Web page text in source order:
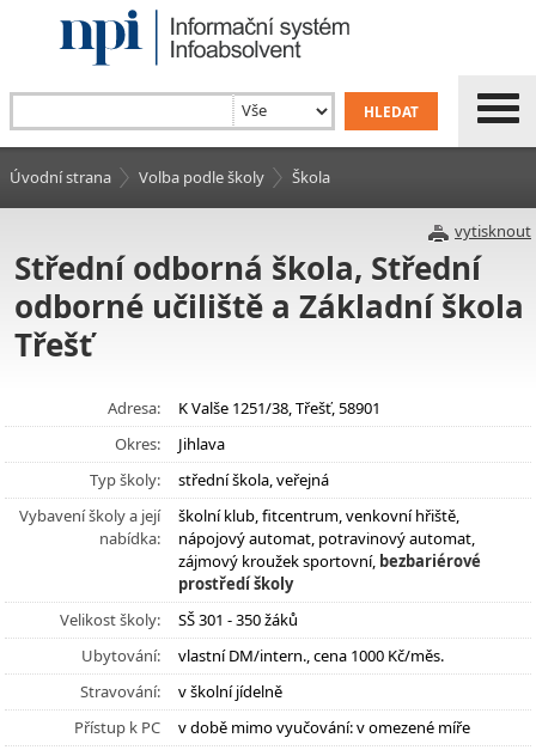
Úvodní strana Volba podle školy Škola
vytisknout
Střední odborná škola, Střední
odborné učiliště a Základní škola
Třešť
Adresa:
K Valše 1251/38, Třešť, 58901
Okres:
Jihlava
Typ školy:
střední škola, veřejná
Vybavení školy a její
nabídka:
školní klub, fitcentrum, venkovní hřiště,
nápojový automat, potravinový automat,
zájmový kroužek sportovní, bezbariérové
prostředí školy
Velikost školy:
SŠ 301 - 350 žáků
Ubytování:
vlastní DM/intern., cena 1000 Kč/měs.
Stravování:
v školní jídelně
Přístup k PC
v době mimo vyučování: v omezené míře